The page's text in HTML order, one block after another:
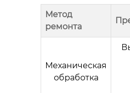
Метод
ремонта
Механическая
обработка